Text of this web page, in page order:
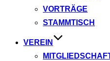
VORTRÄGE
STAMMTISCH
VEREIN